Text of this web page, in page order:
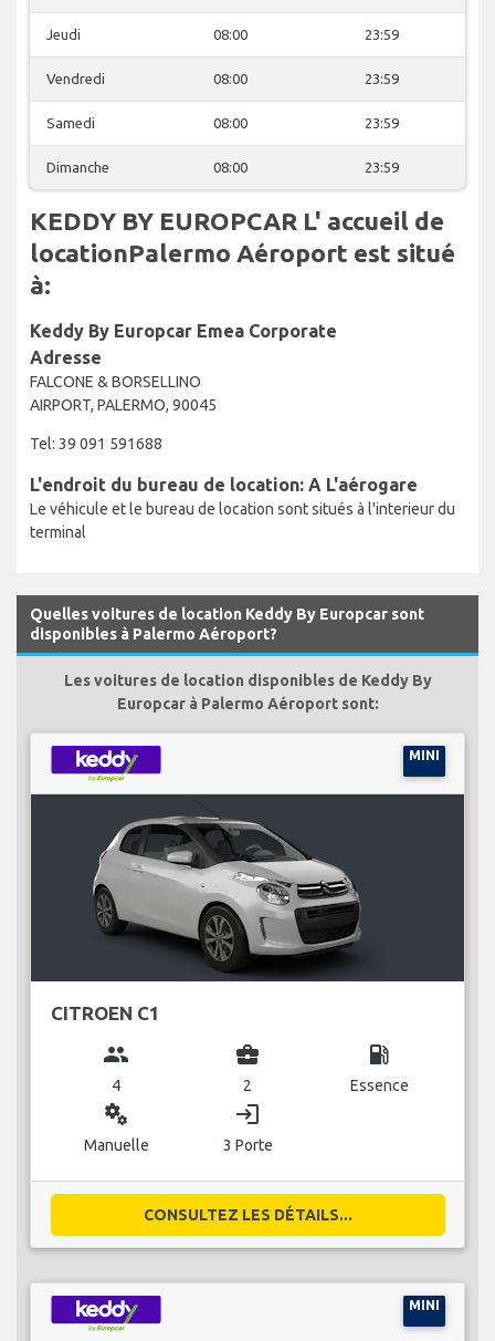
Jeudi 08:00 23:59
Vendredi 08:00 23:59
Samedi 08:00 23:59
Dimanche 08:00 23:59
KEDDY BY EUROPCAR L' accueil de
locationPalermo Aéroport est situé
à:
Keddy By Europcar Emea Corporate
Adresse
FALCONE & BORSELLINO
AIRPORT, PALERMO, 90045
Tel: 39 091 591688
L'endroit du bureau de location: A L'aérogare
Le véhicule et le bureau de location sont situés à l'interieur du
terminal
Quelles voitures de location Keddy By Europcar sont
disponibles à Palermo Aéroport?
Les voitures de location disponibles de Keddy By
Europcar à Palermo Aéroport sont:
MINI
CITROEN C1
group
4
business_center
2
local_gas_station
Essence
miscellaneous_services
Manuelle
login
3 Porte
CONSULTEZ LES DÉTAILS...
MINI